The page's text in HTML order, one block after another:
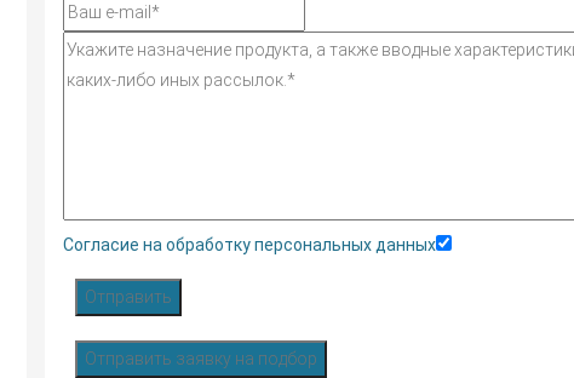
Согласие на обработку персональных данных
Отправить
Отправить заявку на подбор